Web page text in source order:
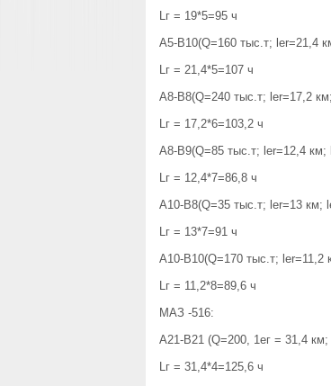
Lг = 19*5=95 ч
А5-В10(Q=160 тыс.т; ler=21,4
Lг = 21,4*5=107 ч
А8-В8(Q=240 тыс.т; ler=17,2
Lг = 17,2*6=103,2 ч
А8-В9(Q=85 тыс.т; ler=12,4 км;
Lг = 12,4*7=86,8 ч
А10-В8(Q=35 тыс.т; ler=13 км;
Lг = 13*7=91 ч
А10-В10(Q=170 тыс.т; ler=11,2
Lг = 11,2*8=89,6 ч
МАЗ -516:
А21-В21 (Q=200, 1ег = 31,4
Lг = 31,4*4=125,6 ч